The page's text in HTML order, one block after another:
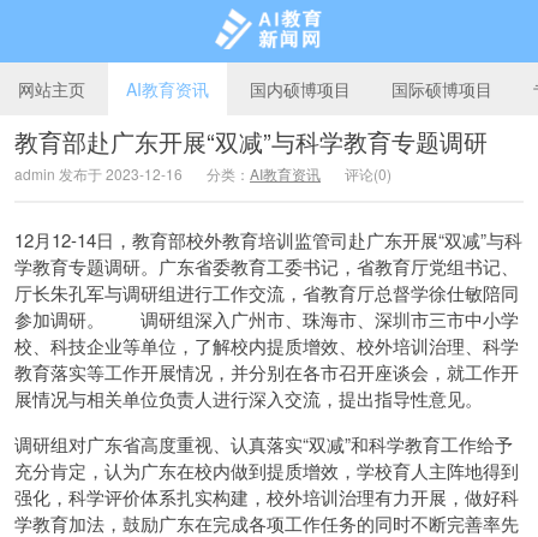
AI教育新闻网
网站主页 AI教育资讯 国内硕博项目 国际硕博项目
教育部赴广东开展“双减”与科学教育专题调研
admin 发布于 2023-12-16 分类： AI教育资讯 评论(0)
12月12-14日，教育部校外教育培训监管司赴广东开展“双减”与科
学教育专题调研。广东省委教育工委书记，省教育厅党组书记、
厅长朱孔军与调研组进行工作交流，省教育厅总督学徐仕敏陪同
参加调研。 调研组深入广州市、珠海市、深圳市三市中小学
校、科技企业等单位，了解校内提质增效、校外培训治理、科学
教育落实等工作开展情况，并分别在各市召开座谈会，就工作开
展情况与相关单位负责人进行深入交流，提出指导性意见。
调研组对广东省高度重视、认真落实“双减”和科学教育工作给予
充分肯定，认为广东在校内做到提质增效，学校育人主阵地得到
强化，科学评价体系扎实构建，校外培训治理有力开展，做好科
学教育加法，鼓励广东在完成各项工作任务的同时不断完善率先